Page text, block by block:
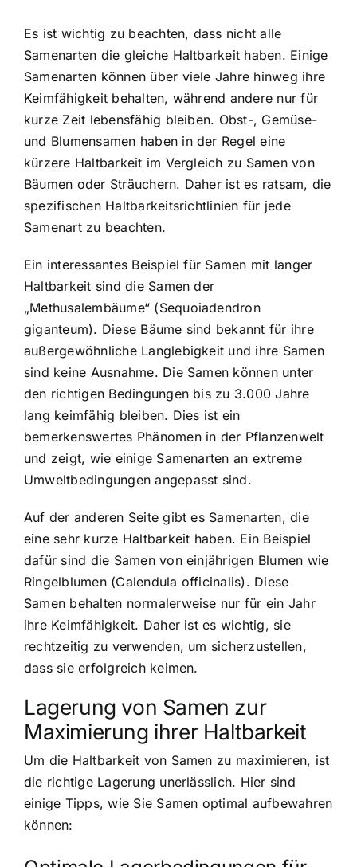
Es ist wichtig zu beachten, dass nicht alle
Samenarten die gleiche Haltbarkeit haben. Einige
Samenarten können über viele Jahre hinweg ihre
Keimfähigkeit behalten, während andere nur für
kurze Zeit lebensfähig bleiben. Obst-, Gemüse-
und Blumensamen haben in der Regel eine
kürzere Haltbarkeit im Vergleich zu Samen von
Bäumen oder Sträuchern. Daher ist es ratsam, die
spezifischen Haltbarkeitsrichtlinien für jede
Samenart zu beachten.
Ein interessantes Beispiel für Samen mit langer
Haltbarkeit sind die Samen der
„Methusalembäume“ (Sequoiadendron
giganteum). Diese Bäume sind bekannt für ihre
außergewöhnliche Langlebigkeit und ihre Samen
sind keine Ausnahme. Die Samen können unter
den richtigen Bedingungen bis zu 3.000 Jahre
lang keimfähig bleiben. Dies ist ein
bemerkenswertes Phänomen in der Pflanzenwelt
und zeigt, wie einige Samenarten an extreme
Umweltbedingungen angepasst sind.
Auf der anderen Seite gibt es Samenarten, die
eine sehr kurze Haltbarkeit haben. Ein Beispiel
dafür sind die Samen von einjährigen Blumen wie
Ringelblumen (Calendula officinalis). Diese
Samen behalten normalerweise nur für ein Jahr
ihre Keimfähigkeit. Daher ist es wichtig, sie
rechtzeitig zu verwenden, um sicherzustellen,
dass sie erfolgreich keimen.
Lagerung von Samen zur
Maximierung ihrer Haltbarkeit
Um die Haltbarkeit von Samen zu maximieren, ist
die richtige Lagerung unerlässlich. Hier sind
einige Tipps, wie Sie Samen optimal aufbewahren
können: